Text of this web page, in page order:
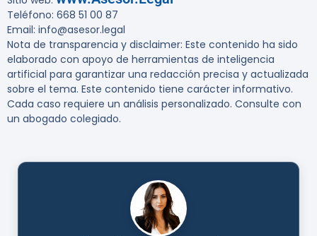
Teléfono: 668 51 00 87
Email: info@asesor.legal
Nota de transparencia y disclaimer: Este contenido ha sido
elaborado con apoyo de herramientas de inteligencia
artificial para garantizar una redacción precisa y actualizada
sobre el tema. Este contenido tiene carácter informativo.
Cada caso requiere un análisis personalizado. Consulte con
un abogado colegiado.